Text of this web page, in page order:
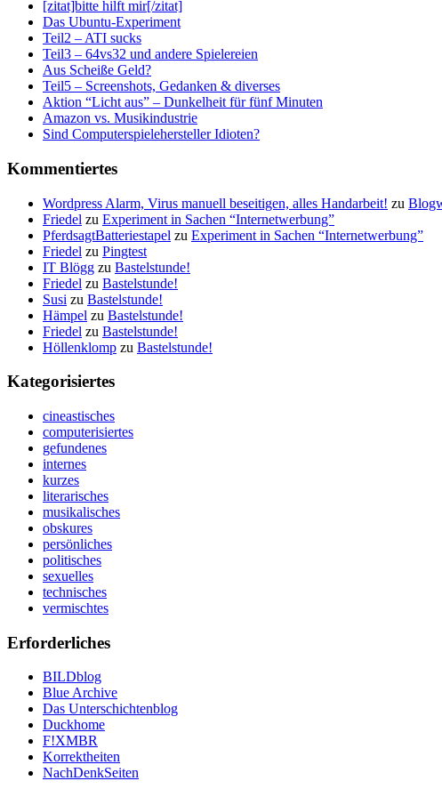
[zitat]bitte hilft mir[/zitat]
Das Ubuntu-Experiment
Teil2 – ATI sucks
Teil3 – 64vs32 und andere Spielereien
Aus Scheiße Geld?
Teil5 – Screenshots, Gedanken & diverses
Aktion “Licht aus” – Dunkelheit für fünf Minuten
Amazon vs. Musikindustrie
Sind Computerspielehersteller Idioten?
Kommentiertes
Wordpress Alarm, Virus manuell beseitigen, alles Handarbeit! zu
Friedel zu Experiment in Sachen “Internetwerbung”
PferdsagtBatteriestapel zu Experiment in Sachen “Internetwerbung”
Friedel zu Pingtest
IT Blögg zu Bastelstunde!
Friedel zu Bastelstunde!
Susi zu Bastelstunde!
Hämpel zu Bastelstunde!
Friedel zu Bastelstunde!
Höllenklomp zu Bastelstunde!
Kategorisiertes
cineastisches
computerisiertes
gefundenes
internes
kurzes
literarisches
musikalisches
obskures
persönliches
politisches
sexuelles
technisches
vermischtes
Erforderliches
BILDblog
Blue Archive
Das Unterschichtenblog
Duckhome
F!XMBR
Korrektheiten
NachDenkSeiten